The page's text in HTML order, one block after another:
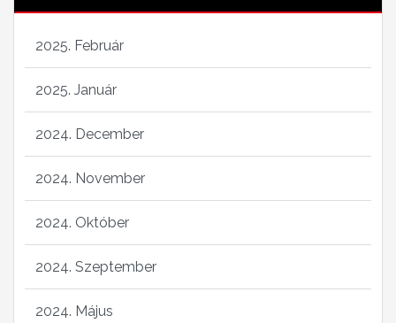
2025. Február
2025. Január
2024. December
2024. November
2024. Október
2024. Szeptember
2024. Május